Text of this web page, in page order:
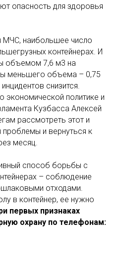
опасность для здоровья
МЧС, наибольшее число
контейнерах. И
объемом 7,6 м3 на
меньшего объема – 0,75
снизится.
экономической политике и
Кузбасса Алексей
рассмотреть этот и
и вернуться к
месяц.
способ борьбы с
– соблюдение
отходами.
в контейнер, ее нужно
первых признаках
охрану по телефонам: